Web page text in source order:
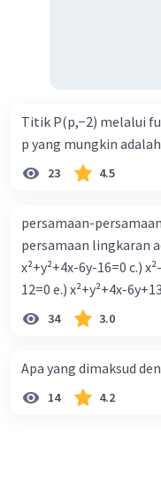
Titik P(p,−2) melalui
p yang mungkin adalah
23 4.5
persamaan-
persamaan lingkaran adalah a.) x²+y²+4x-
x²+y²+4x-6y-16=0 c.)
12=0 e.) x²+y²+4x-
34 3.0
Apa yang dimaksud
14 4.2